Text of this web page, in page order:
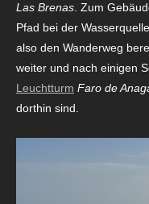
Las Brenas . Zum
Pfad bei der Wasserquelle
also den Wanderweg
weiter und nach einigen
Leuchtturm Faro de
dorthin sind.